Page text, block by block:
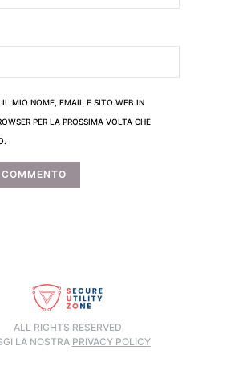
IL MIO NOME, EMAIL E SITO WEB IN
PER LA PROSSIMA VOLTA CHE
ALL RIGHTS RESERVED
LA NOSTRA PRIVACY POLICY